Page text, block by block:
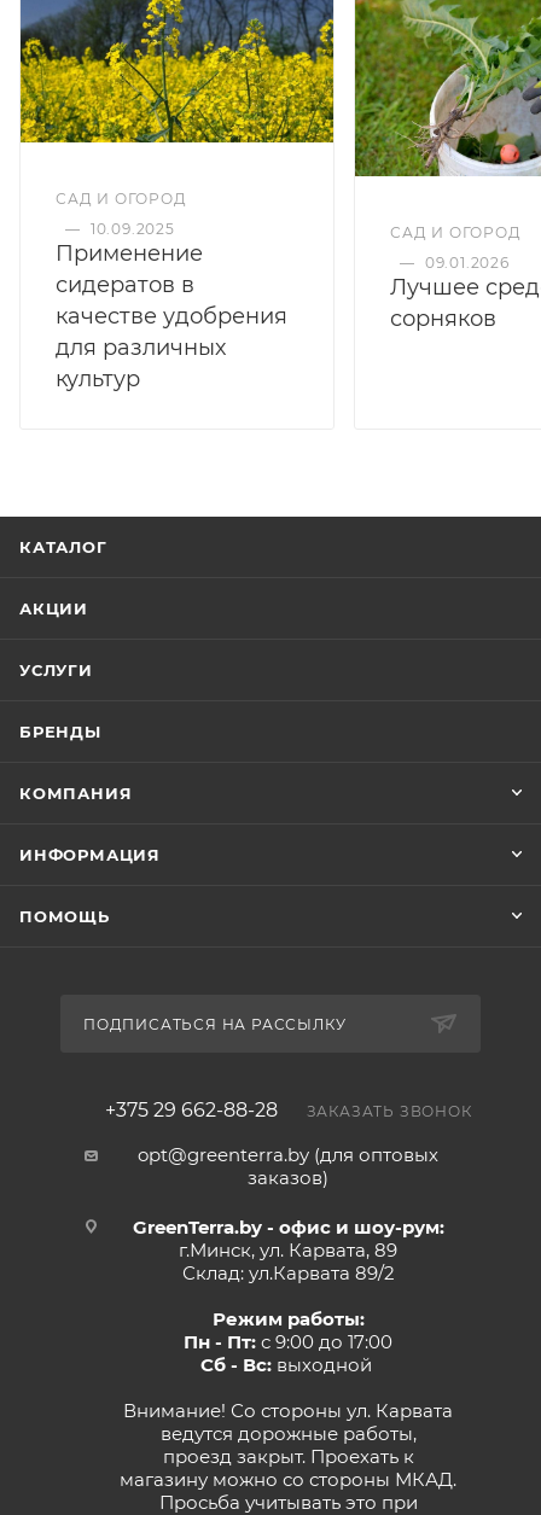
САД И ОГОРОД
— 10.09.2025
Применение
сидератов в
качестве удобрения
для различных
культур
САД И ОГОРОД
— 09.01.2026
Лучшее
сорняков
КАТАЛОГ
АКЦИИ
УСЛУГИ
БРЕНДЫ
КОМПАНИЯ
ИНФОРМАЦИЯ
ПОМОЩЬ
ПОДПИСАТЬСЯ НА РАССЫЛКУ
+375 29 662-88-28 ЗАКАЗАТЬ ЗВОНОК
opt@greenterra.by (для оптовых
заказов)
GreenTerra.by - офис и шоу-рум:
г.Минск, ул. Карвата, 89
Склад: ул.Карвата 89/2
Режим работы:
Пн - Пт: с 9:00 до 17:00
Сб - Вс:выходной
Внимание! Со стороны ул. Карвата
ведутся дорожные работы,
проезд закрыт. Проехать к
магазину можно со стороны МКАД.
Просьба учитывать это при